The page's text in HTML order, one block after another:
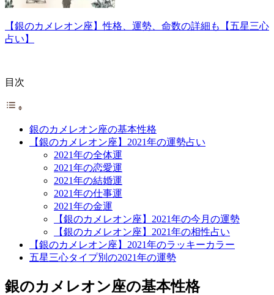
【銀のカメレオン座】性格、運勢、命数の詳細も【五星三心
占い】
目次
銀のカメレオン座の基本性格
【銀のカメレオン座】2021年の運勢占い
2021年の全体運
2021年の恋愛運
2021年の結婚運
2021年の仕事運
2021年の金運
【銀のカメレオン座】2021年の今月の運勢
【銀のカメレオン座】2021年の相性占い
【銀のカメレオン座】2021年のラッキーカラー
五星三心タイプ別の2021年の運勢
銀のカメレオン座の基本性格